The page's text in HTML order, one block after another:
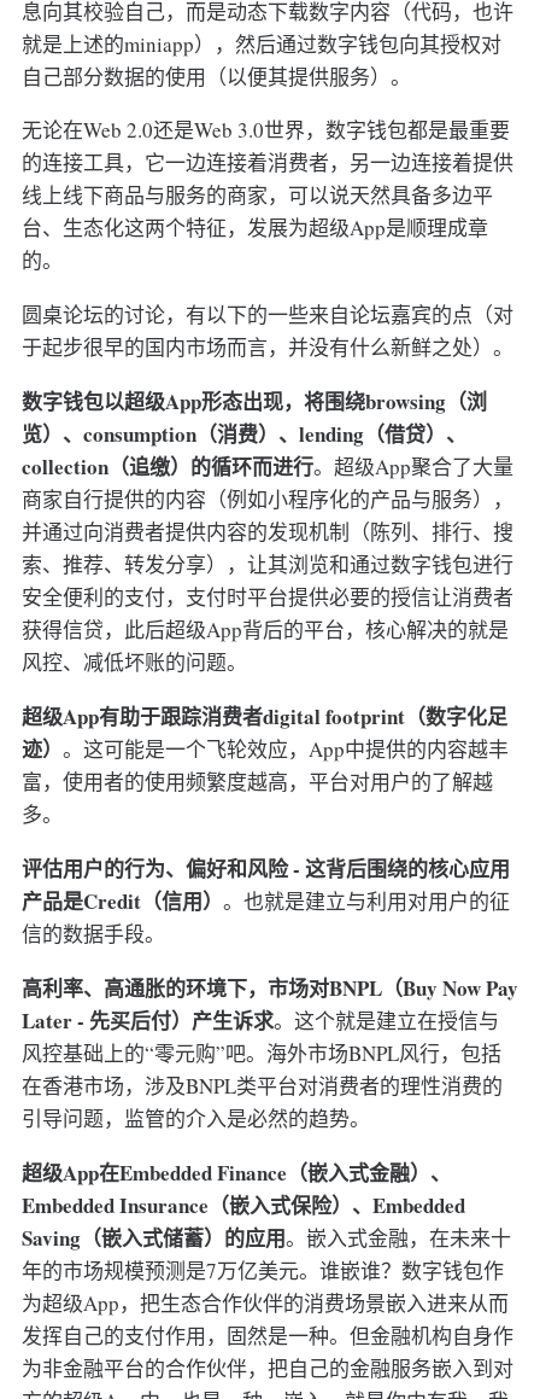
息向其校验自己，而是动态下载数字内容（代码，也许
就是上述的miniapp），然后通过数字钱包向其授权对
自己部分数据的使用（以便其提供服务）。
无论在Web 2.0还是Web 3.0世界，数字钱包都是最重要
的连接工具，它一边连接着消费者，另一边连接着提供
线上线下商品与服务的商家，可以说天然具备多边平
台、生态化这两个特征，发展为超级App是顺理成章
的。
圆桌论坛的讨论，有以下的一些来自论坛嘉宾的点（对
于起步很早的国内市场而言，并没有什么新鲜之处）。
数字钱包以超级App形态出现，将围绕browsing（浏
览）、consumption（消费）、lending（借贷）、
collection（追缴）的循环而进行。超级App聚合了大量
商家自行提供的内容（例如小程序化的产品与服务），
并通过向消费者提供内容的发现机制（陈列、排行、搜
索、推荐、转发分享），让其浏览和通过数字钱包进行
安全便利的支付，支付时平台提供必要的授信让消费者
获得信贷，此后超级App背后的平台，核心解决的就是
风控、减低坏账的问题。
超级App有助于跟踪消费者digital footprint（数字化足
迹） 。这可能是一个飞轮效应，App中提供的内容越丰
富，使用者的使用频繁度越高，平台对用户的了解越
多。
评估用户的行为、偏好和风险 - 这背后围绕的核心应用
产品是Credit（信用） 。也就是建立与利用对用户的征
信的数据手段。
高利率、高通胀的环境下，市场对BNPL（Buy Now Pay
Later - 先买后付）产生诉求。这个就是建立在授信与
风控基础上的“零元购”吧。海外市场BNPL风行，包括
在香港市场，涉及BNPL类平台对消费者的理性消费的
引导问题，监管的介入是必然的趋势。
超级App在Embedded Finance（嵌入式金融）、
Embedded Insurance（嵌入式保险）、Embedded
Saving（嵌入式储蓄）的应用。嵌入式金融，在未来十
年的市场规模预测是7万亿美元。谁嵌谁？数字钱包作
为超级App，把生态合作伙伴的消费场景嵌入进来从而
发挥自己的支付作用，固然是一种。但金融机构自身作
为非金融平台的合作伙伴，把自己的金融服务嵌入到对